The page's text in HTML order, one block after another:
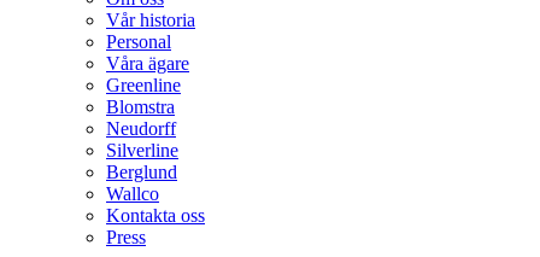
Vår historia
Personal
Våra ägare
Greenline
Blomstra
Neudorff
Silverline
Berglund
Wallco
Kontakta oss
Press